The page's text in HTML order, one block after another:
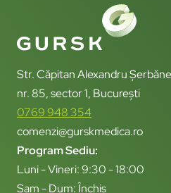
Str. Căpitan Alexandru
nr. 85, sector 1, București
0769 948 354
comenzi@gurskmedica.ro
Program Sediu:
Luni - Vineri: 9:30 - 18:00
Sam - Dum: Închis